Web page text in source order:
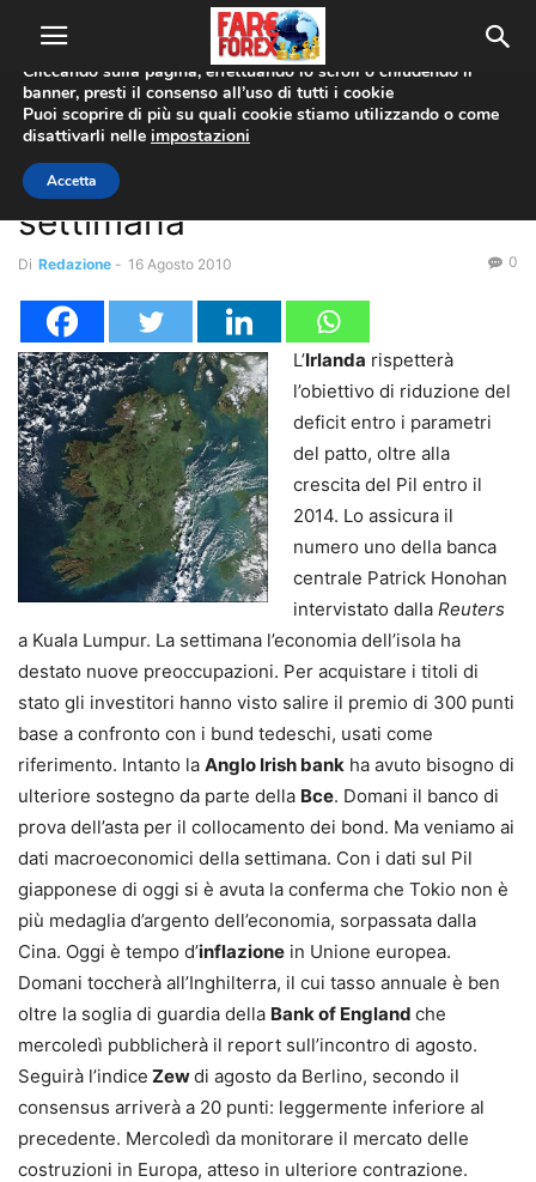
Home Banche
Banche Bce
Forex Insider, l’analisi della
settimana
Di Redazione - 16 Agosto 2010 0
L’Irlanda rispetterà
l’obiettivo di riduzione del
deficit entro i parametri
del patto, oltre alla
crescita del Pil entro il
2014. Lo assicura il
numero uno della banca
centrale Patrick Honohan
intervistato dalla Reuters
a Kuala Lumpur. La settimana l’economia dell’isola ha
destato nuove preoccupazioni. Per acquistare i titoli di
stato gli investitori hanno visto salire il premio di 300 punti
base a confronto con i bund tedeschi, usati come
riferimento. Intanto la Anglo Irish bank ha avuto bisogno di
ulteriore sostegno da parte della Bce. Domani il banco di
prova dell’asta per il collocamento dei bond. Ma veniamo ai
dati macroeconomici della settimana. Con i dati sul Pil
giapponese di oggi si è avuta la conferma che Tokio non è
più medaglia d’argento dell’economia, sorpassata dalla
Cina. Oggi è tempo d’inflazione in Unione europea.
Domani toccherà all’Inghilterra, il cui tasso annuale è ben
oltre la soglia di guardia della Bank of England che
mercoledì pubblicherà il report sull’incontro di agosto.
Seguirà l’indice Zewdi agosto da Berlino, secondo il
consensus arriverà a 20 punti: leggermente inferiore al
precedente. Mercoledì da monitorare il mercato delle
costruzioni in Europa, atteso in ulteriore contrazione.
Utilizziamo i cookie per offrirti la migliore esperienza sul nostro
sito web.
Cliccando sulla pagina, effettuando lo scroll o chiudendo il
banner, presti il consenso all’uso di tutti i cookie
Puoi scoprire di più su quali cookie stiamo utilizzando o come
disattivarli nelle impostazioni
Accetta